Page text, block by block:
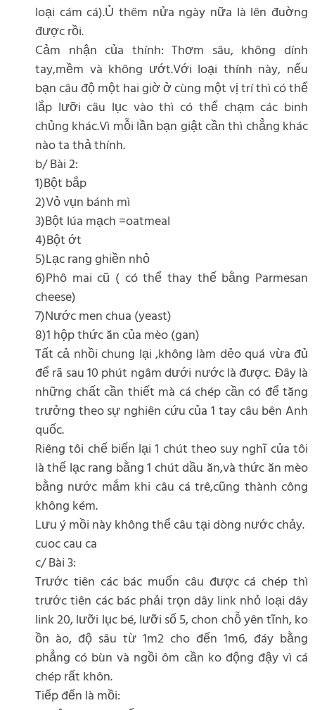
loại cám cá).Ủ thêm nửa ngày nữa là lên đuờng
được rồi.
Cảm nhận của thính: Thơm sâu, không dính
tay,mềm và không ướt.Với loại thính này, nếu
bạn câu độ một hai giờ ở cùng một vị trí thì có thể
lắp lưỡi câu lục vào thì có thể chạm các binh
chủng khác.Vì mỗi lần bạn giật cần thì chẳng khác
nào ta thả thính.
b/ Bài 2:
1)Bột bắp
2)Vỏ vụn bánh mì
3)Bột lúa mạch =oatmeal
4)Bột ớt
5)Lạc rang ghiền nhỏ
6)Phô mai cũ ( có thể thay thế bằng Parmesan
cheese)
7)Nước men chua (yeast)
8)1 hộp thức ăn của mèo (gan)
Tất cả nhồi chung lại ,không làm dẻo quá vừa đủ
để rã sau 10 phút ngâm dưới nước là được. Đây là
những chất cần thiết mà cá chép cần có để tăng
trưởng theo sự nghiên cứu của 1 tay câu bên Anh
quốc.
Riêng tôi chế biến lại 1 chút theo suy nghĩ của tôi
là thế lạc rang bằng 1 chút dầu ăn,và thức ăn mèo
bằng nước mắm khi câu cá trê,cũng thành công
không kém.
Lưu ý mồi này không thể câu tại dòng nước chảy.
cuoc cau ca
c/ Bài 3:
Trước tiên các bác muốn câu được cá chép thì
trước tiên các bác phải trọn dây link nhỏ loại dây
link 20, lưỡi lục bé, lưỡi số 5, chon chỗ yên tĩnh, ko
ồn ào, độ sâu từ 1m2 cho đến 1m6, đáy bằng
phẳng có bùn và ngồi ôm cần ko động đậy vì cá
chép rất khôn.
Tiếp đến là mồi: